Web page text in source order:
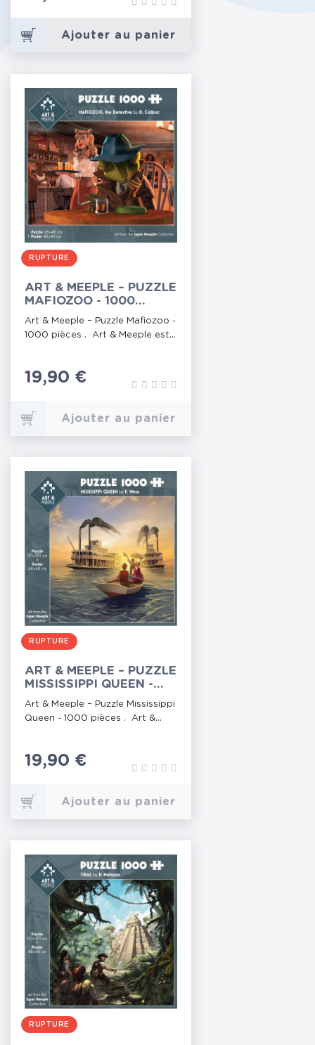
Ajouter au panier
RUPTURE
ART & MEEPLE – PUZZLE
MAFIOZOO - 1000
Art & Meeple – Puzzle Mafiozoo -
1000 pièces . Art & Meeple est...
Prix
19,90 €
Ajouter au panier
RUPTURE
ART & MEEPLE – PUZZLE
MISSISSIPPI QUEEN -
1000 PIÈCES
Art & Meeple – Puzzle Mississippi
Queen - 1000 pièces . Art &...
Prix
19,90 €
Ajouter au panier
RUPTURE